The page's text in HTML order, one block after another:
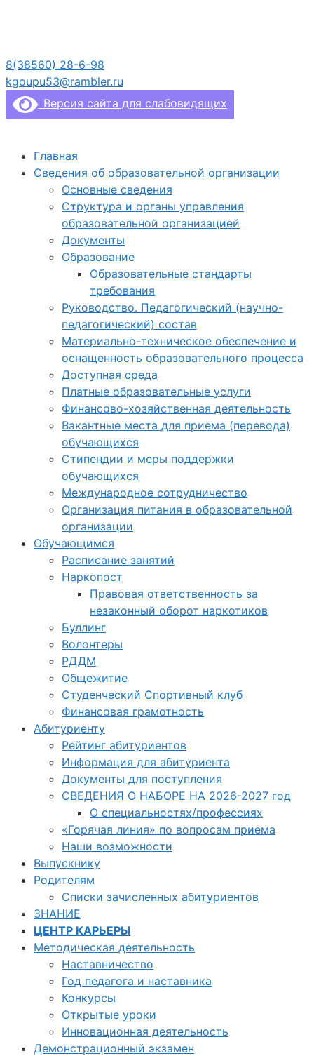
8(38560) 28-6-98
kgoupu53@rambler.ru
Версия сайта для слабовидящих
Главная
Сведения об образовательной организации
Основные сведения
Структура и органы управления
образовательной организацией
Документы
Образование
Образовательные стандарты
требования
Руководство. Педагогический (научно-
педагогический) состав
Материально-техническое обеспечение и
оснащенность образовательного процесса
Доступная среда
Платные образовательные услуги
Финансово-хозяйственная деятельность
Вакантные места для приема (перевода)
обучающихся
Стипендии и меры поддержки
обучающихся
Международное сотрудничество
Организация питания в образовательной
организации
Обучающимся
Расписание занятий
Наркопост
Правовая ответственность за
незаконный оборот наркотиков
Буллинг
Волонтеры
РДДМ
Общежитие
Студенческий Спортивный клуб
Финансовая грамотность
Абитуриенту
Рейтинг абитуриентов
Информация для абитуриента
Документы для поступления
СВЕДЕНИЯ О НАБОРЕ НА 2026-2027 год
О специальностях/профессиях
«Горячая линия» по вопросам приема
Наши возможности
Выпускнику
Родителям
Списки зачисленных абитуриентов
ЗНАНИЕ
ЦЕНТР КАРЬЕРЫ
Методическая деятельность
Наставничество
Год педагога и наставника
Конкурсы
Открытые уроки
Инновационная деятельность
Демонстрационный экзамен